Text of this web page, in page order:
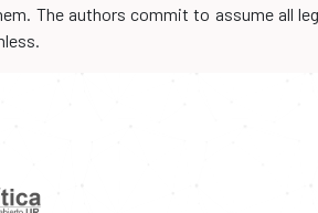
The authors commit to assume all